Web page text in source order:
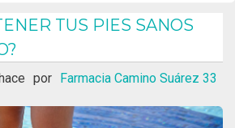
TUS PIES SANOS
por Farmacia Camino Suárez 33